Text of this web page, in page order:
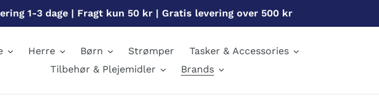
1-3 dage | Fragt kun 50 kr | Gratis levering over 500 kr
Herre Børn Strømper
Tasker & Accessories
Tilbehør & Plejemidler
Brands